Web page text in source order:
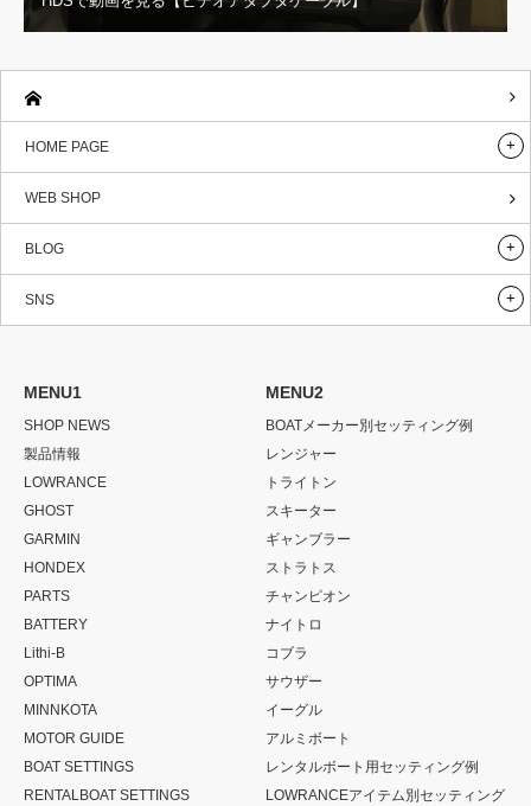
HOME PAGE
WEB SHOP
BLOG
SNS
MENU1
SHOP NEWS
製品情報
LOWRANCE
GHOST
GARMIN
HONDEX
PARTS
BATTERY
Lithi-B
OPTIMA
MINNKOTA
MOTOR GUIDE
BOAT SETTINGS
RENTALBOAT SETTINGS
MENU2
BOATメーカー別セッティング例
レンジャー
トライトン
スキーター
ギャンブラー
ストラトス
チャンピオン
ナイトロ
コブラ
サウザー
イーグル
アルミボート
レンタルボート用セッティング例
LOWRANCEアイテム別セッティング